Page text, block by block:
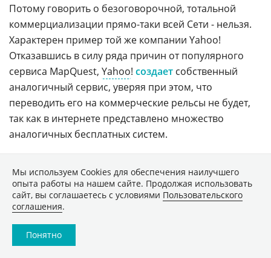
Потому говорить о безоговорочной, тотальной
коммерциализации прямо-таки всей Сети - нельзя.
Характерен пример той же компании Yahoo!
Отказавшись в силу ряда причин от популярного
сервиса MapQuest, Yahoo! создает собственный
аналогичный сервис, уверяя при этом, что
переводить его на коммерческие рельсы не будет,
так как в интернете представлено множество
аналогичных бесплатных систем.
осуществляться тяжело до тех пор, пока у них будут
конкуренты, предлагающие схожие услуги даром.
Потому говорить о безоговорочной, тотальной
коммерциализации прямо-таки всей Сети - нельзя.
Характерен пример той же компании Yahoo!
Мы используем Сookies для обеспечения наилучшего
опыта работы на нашем сайте. Продолжая использовать
сайт, вы соглашаетесь с условиями Пользовательского
соглашения.
Понятно